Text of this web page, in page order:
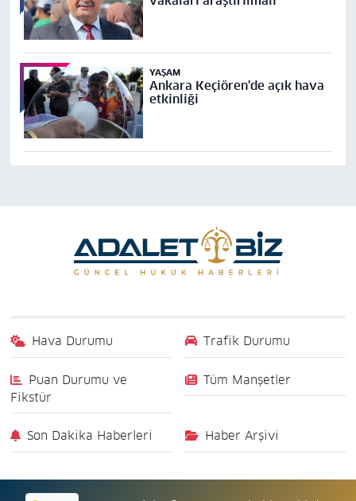
YAŞAM
Ankara Keçiören'de açık hava
etkinliği
Hava Durumu Trafik Durumu
Puan Durumu ve
Fikstür
Tüm Manşetler
Son Dakika Haberleri Haber Arşivi